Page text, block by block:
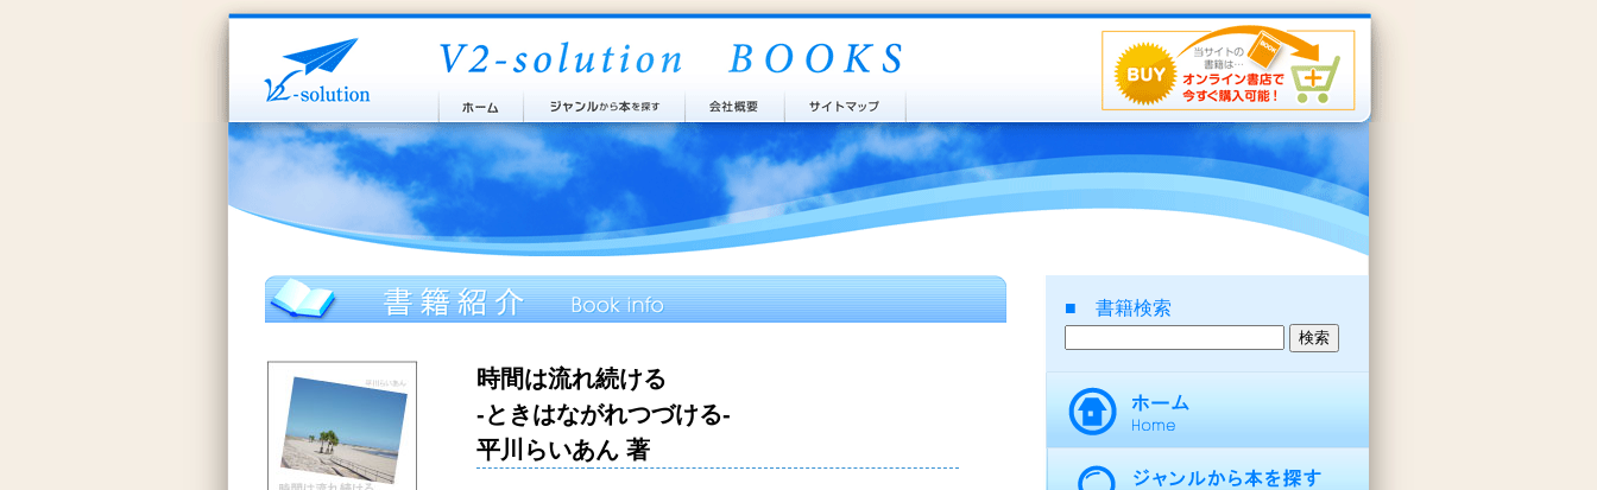
時間は流れ続ける
-ときはながれつづける-
平川らいあん 著
■ 書籍検索